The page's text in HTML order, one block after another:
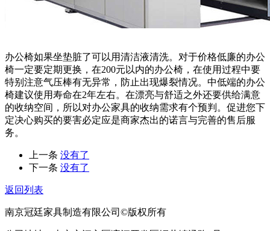
办公椅如果坐垫脏了可以用清洁液清洗。对于价格低廉的办公
椅一定要定期更换，在200元以内的办公椅，在使用过程中要
特别注意气压棒有无异常，防止出现爆裂情况。中低端的办公
椅建议使用寿命在2年左右。在漂亮与舒适之外还要供给满意
的收纳空间，所以对办公家具的收纳需求有个预判。促进您下
定决心购买的要害必定应是商家杰出的诺言与完善的售后服
务。
上一条 没有了
下一条 没有了
返回列表
南京冠廷家具制造有限公司©版权所有